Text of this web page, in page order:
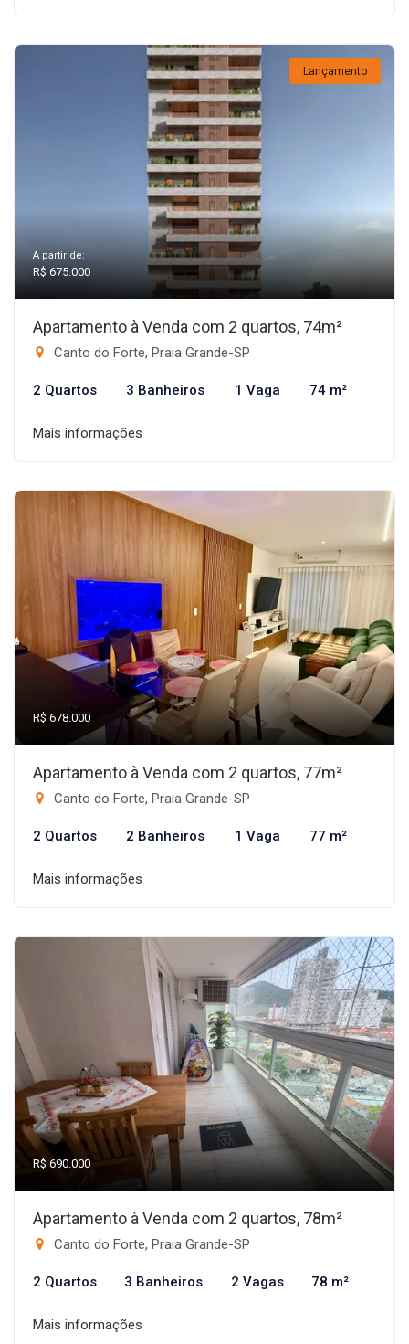
Lançamento
A partir de:
R$ 675.000
Apartamento à Venda com 2 quartos, 74m²
Canto do Forte, Praia Grande-SP
2 Quartos 3 Banheiros 1 Vaga 74 m²
Mais informações
R$ 678.000
Apartamento à Venda com 2 quartos, 77m²
Canto do Forte, Praia Grande-SP
2 Quartos 2 Banheiros 1 Vaga 77 m²
Mais informações
R$ 690.000
Apartamento à Venda com 2 quartos, 78m²
Canto do Forte, Praia Grande-SP
2 Quartos 3 Banheiros 2 Vagas 78 m²
Mais informações